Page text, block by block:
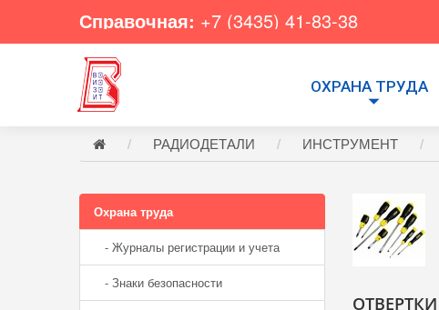
Справочная: +7 (3435) 41-83-38
ОХРАНА ТРУДА
РАДИОДЕТАЛИ ИНСТРУМЕНТ
Охрана труда
- Журналы регистрации и учета
- Знаки безопасности
ОТВЕРТКИ